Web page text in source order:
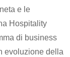
e le
Hospitality
di business
evoluzione della